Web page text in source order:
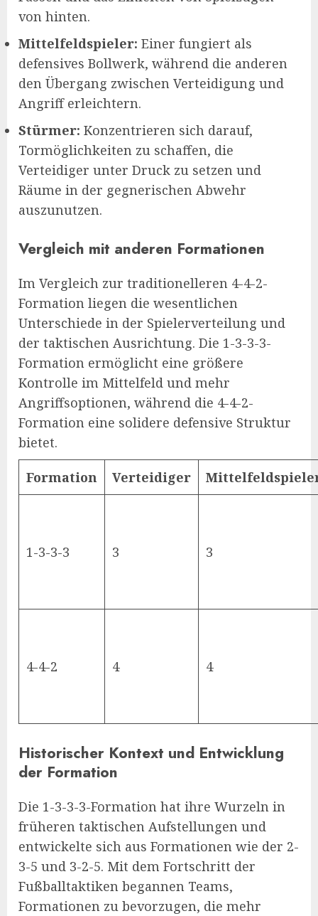
von hinten.
Mittelfeldspieler: Einer fungiert als
defensives Bollwerk, während die anderen
den Übergang zwischen Verteidigung und
Angriff erleichtern.
Stürmer: Konzentrieren sich darauf,
Tormöglichkeiten zu schaffen, die
Verteidiger unter Druck zu setzen und
Räume in der gegnerischen Abwehr
auszunutzen.
Vergleich mit anderen Formationen
Im Vergleich zur traditionelleren 4-4-2-
Formation liegen die wesentlichen
Unterschiede in der Spielerverteilung und
der taktischen Ausrichtung. Die 1-3-3-3-
Formation ermöglicht eine größere
Kontrolle im Mittelfeld und mehr
Angriffsoptionen, während die 4-4-2-
Formation eine solidere defensive Struktur
bietet.
Formation Verteidiger
1-3-3-3 3 3
4-4-2 4 4
Historischer Kontext und Entwicklung
der Formation
Die 1-3-3-3-Formation hat ihre Wurzeln in
früheren taktischen Aufstellungen und
entwickelte sich aus Formationen wie der 2-
3-5 und 3-2-5. Mit dem Fortschritt der
Fußballtaktiken begannen Teams,
Formationen zu bevorzugen, die mehr